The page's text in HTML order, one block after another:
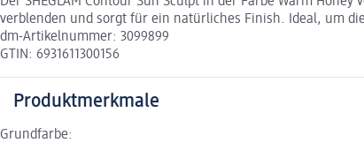
verblenden und sorgt für ein natürliches Finish. Ideal, um
dm-Artikelnummer: 3099899
GTIN: 6931611300156
Produktmerkmale
Grundfarbe: